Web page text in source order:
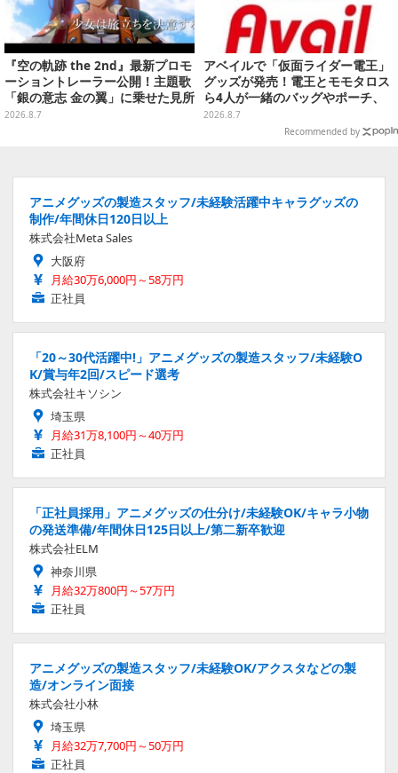
『空の軌跡 the 2nd』最新プロモ
ーショントレーラー公開！主題歌
「銀の意志 金の翼」に乗せた見所
満載の映像に
2026.8.7
アベイルで「仮面ライダー電王」
グッズが発売！電王とモモタロス
ら4人が一緒のバッグやポーチ、
収納ボックスも
2026.8.7
Recommended by
アニメグッズの製造スタッフ/未経験活躍中キャラグッズの
制作/年間休日120日以上
株式会社Meta Sales
大阪府
月給30万6,000円～58万円
正社員
「20～30代活躍中!」アニメグッズの製造スタッフ/未経験O
K/賞与年2回/スピード選考
株式会社キソシン
埼玉県
月給31万8,100円～40万円
正社員
「正社員採用」アニメグッズの仕分け/未経験OK/キャラ小物
の発送準備/年間休日125日以上/第二新卒歓迎
株式会社ELM
神奈川県
月給32万800円～57万円
正社員
アニメグッズの製造スタッフ/未経験OK/アクスタなどの製
造/オンライン面接
株式会社小林
埼玉県
月給32万7,700円～50万円
正社員